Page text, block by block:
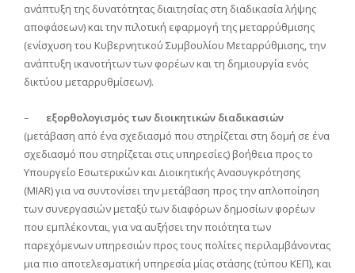
ανάπτυξη της δυνατότητας διαιτησίας στη διαδικασία λήψης
αποφάσεων) και την πιλοτική εφαρμογή της μεταρρύθμισης
(ενίσχυση του Κυβερνητικού Συμβουλίου Μεταρρύθμισης, την
ανάπτυξη ικανοτήτων των φορέων και τη δημιουργία ενός
δικτύου μεταρρυθμίσεων).
– εξορθολογισμός των διοικητικών διαδικασιών
(μετάβαση από ένα σχεδιασμό που στηρίζεται στη δομή σε ένα
σχεδιασμό που στηρίζεται στις υπηρεσίες) βοήθεια προς το
Υπουργείο Εσωτερικών και Διοικητικής Ανασυγκρότησης
(MIAR) για να συντονίσει την μετάβαση προς την απλοποίηση
των συνεργασιών μεταξύ των διαφόρων δημοσίων φορέων
που εμπλέκονται, για να αυξήσει την ποιότητα των
παρεχόμενων υπηρεσιών προς τους πολίτες περιλαμβάνοντας
μια πιο αποτελεσματική υπηρεσία μίας στάσης (τύπου ΚΕΠ), και